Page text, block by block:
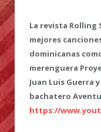
La revista Rolling
mejores
dominicanas
merenguera
Juan Luis Guerra
bachatero
https://